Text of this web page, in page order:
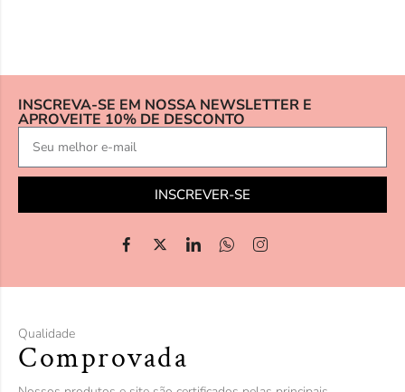
INSCREVA-SE EM NOSSA NEWSLETTER E
APROVEITE 10% DE DESCONTO
INSCREVER-SE
Qualidade
Comprovada